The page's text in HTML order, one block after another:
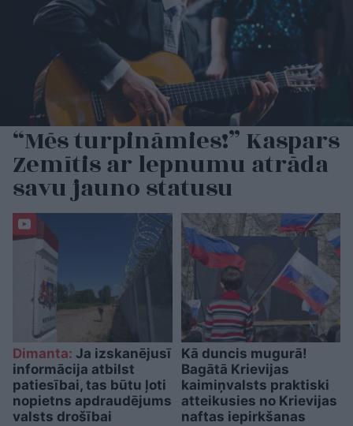
“Mēs turpināmies!” Kaspars
Zemītis ar lepnumu atrāda
savu jauno statusu
Dimanta: Ja izskanējusī
informācija atbilst
patiesībai, tas būtu ļoti
nopietns apdraudējums
valsts drošībai
Kā duncis mugurā!
Bagātā Krievijas
kaimiņvalsts praktiski
atteikusies no Krievijas
naftas iepirkšanas